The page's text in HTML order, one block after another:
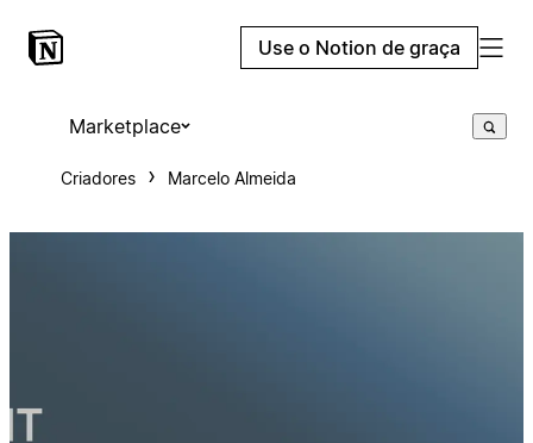
Use o Notion de graça
Marketplace
Criadores Marcelo Almeida